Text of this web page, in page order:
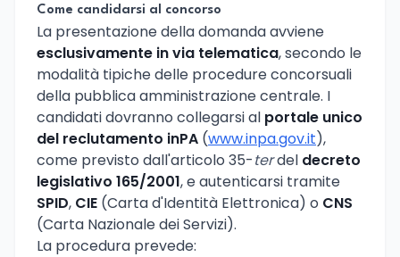
Come candidarsi al concorso
La presentazione della domanda avviene
esclusivamente in via telematica, secondo le
modalità tipiche delle procedure concorsuali
della pubblica amministrazione centrale. I
candidati dovranno collegarsi al portale unico
del reclutamento inPA (www.inpa.gov.it),
come previsto dall'articolo 35-terdel decreto
legislativo 165/2001, e autenticarsi tramite
SPID, CIE (Carta d'Identità Elettronica) o CNS
(Carta Nazionale dei Servizi).
La procedura prevede: